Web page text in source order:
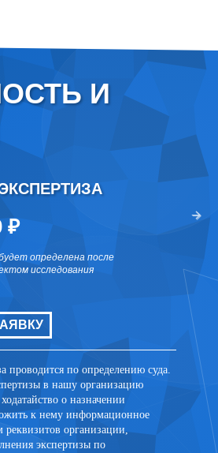
И
₽
определена после
исследования
проводится по определению суда.
в нашу организацию
о назначении
к нему информационное
реквизитов организации,
экспертизы по
ОТ
10
лицом.